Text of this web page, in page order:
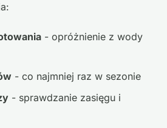
- opróżnienie z wody
- co najmniej raz w sezonie
- sprawdzanie zasięgu i